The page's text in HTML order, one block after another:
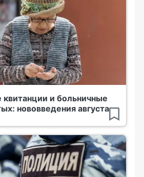
и больничные
нововведения августа